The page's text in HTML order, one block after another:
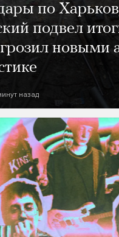
по
подвел
новыми
назад